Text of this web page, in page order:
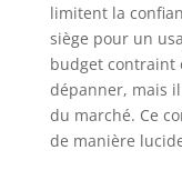
limitent la
siège pour un
budget contraint
dépanner, mais
du marché. Ce
de manière